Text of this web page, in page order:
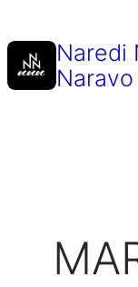
na
vsebinoNaredi
Naravo